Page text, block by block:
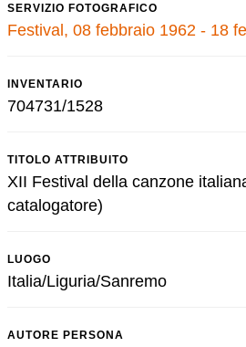
SERVIZIO FOTOGRAFICO
Festival, 08 febbraio 1962 - 18
INVENTARIO
704731/1528
TITOLO ATTRIBUITO
XII Festival della canzone
catalogatore)
LUOGO
Italia/Liguria/Sanremo
AUTORE PERSONA